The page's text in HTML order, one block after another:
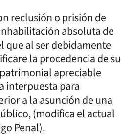
reclusión o prisión de
absoluta de
que al ser debidamente
la procedencia de su
apreciable
interpuesta para
a la asunción de una
(modifica el actual
Penal).